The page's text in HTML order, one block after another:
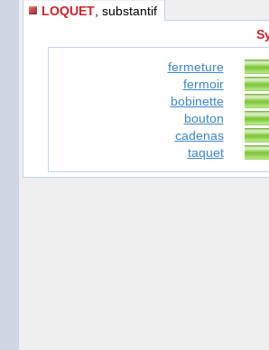
LOQUET , substantif
fermeture
fermoir
bobinette
bouton
cadenas
taquet